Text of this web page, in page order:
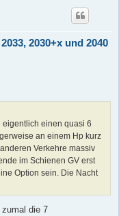
2030+x und 2040
einen quasi 6
an einem Hp kurz
Verkehre massiv
im Schienen GV erst
Option sein. Die Nacht
die 7